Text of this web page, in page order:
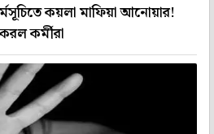
কয়লা মাফিয়া আনোয়ার!
কর্মীরা